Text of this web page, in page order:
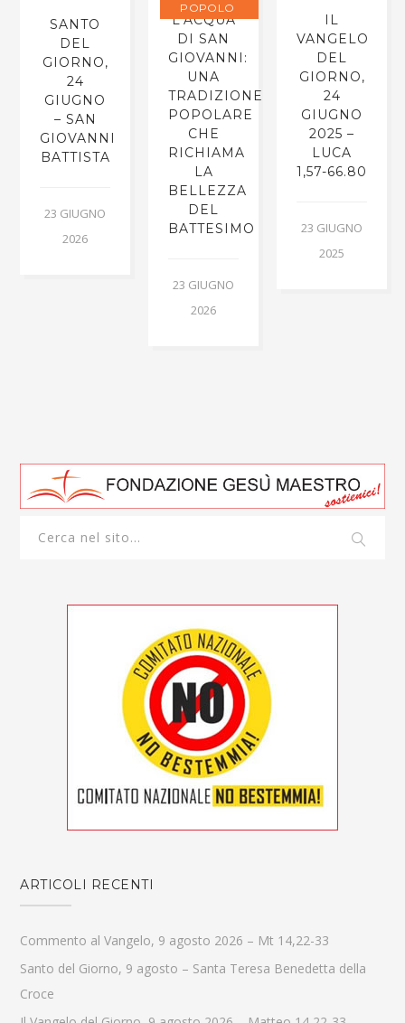
SANTO
DEL
GIORNO,
24
GIUGNO
– SAN
GIOVANNI
BATTISTA
23 GIUGNO
2026
POPOLO
L’ACQUA
DI SAN
GIOVANNI:
UNA
TRADIZIONE
POPOLARE
CHE
RICHIAMA
LA
BELLEZZA
DEL
BATTESIMO
23 GIUGNO
2026
IL
VANGELO
DEL
GIORNO,
24
GIUGNO
2025 –
LUCA
1,57-66.80
23 GIUGNO
2025
ARTICOLI RECENTI
Commento al Vangelo, 9 agosto 2026 – Mt 14,22-33
Santo del Giorno, 9 agosto – Santa Teresa Benedetta della
Croce